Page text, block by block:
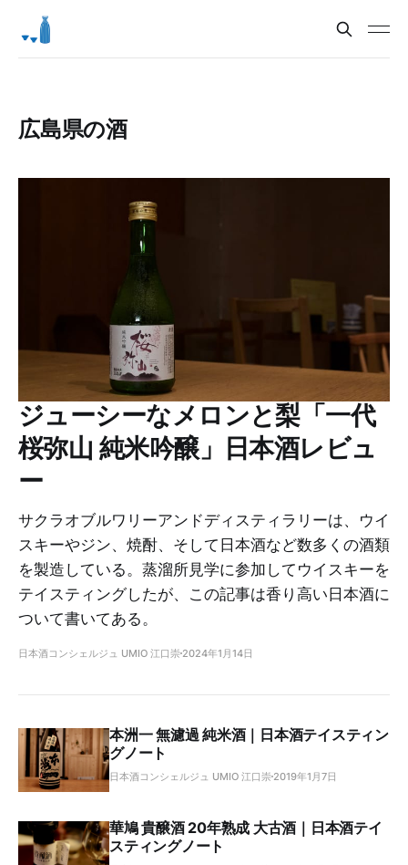
広島県の酒
ジューシーなメロンと梨「一代
桜弥山 純米吟醸」日本酒レビュ
ー
サクラオブルワリーアンドディスティラリーは、ウイ
スキーやジン、焼酎、そして日本酒など数多くの酒類
を製造している。蒸溜所見学に参加してウイスキーを
テイスティングしたが、この記事は香り高い日本酒に
ついて書いてある。
日本酒コンシェルジュ UMIO 江口崇 2024年1月14日
本洲一 無濾過 純米酒｜日本酒テイスティン
グノート
日本酒コンシェルジュ UMIO 江口崇 2019年1月7日
華鳩 貴醸酒 20年熟成 大古酒｜日本酒テイ
スティングノート